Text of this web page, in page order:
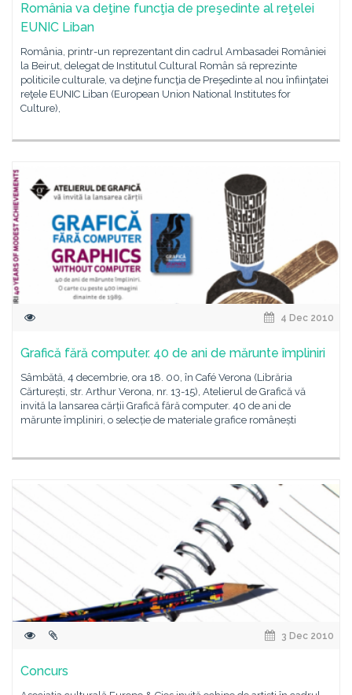
România va deţine funcţia de preşedinte al reţelei
EUNIC Liban
România, printr-un reprezentant din cadrul Ambasadei României
la Beirut, delegat de Institutul Cultural Român să reprezinte
politicile culturale, va deţine funcţia de Preşedinte al nou înfiinţatei
reţele EUNIC Liban (European Union National Institutes for
Culture),
4 Dec 2010
Grafică fără computer. 40 de ani de mărunte împliniri
Sâmbătă, 4 decembrie, ora 18. 00, în Café Verona (Librăria
Cărturești, str. Arthur Verona, nr. 13-15), Atelierul de Grafică vă
invită la lansarea cărții Grafică fără computer. 40 de ani de
mărunte împliniri, o selecție de materiale grafice românești
3 Dec 2010
Concurs